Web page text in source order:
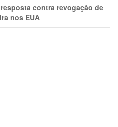
contra revogação de
nos EUA